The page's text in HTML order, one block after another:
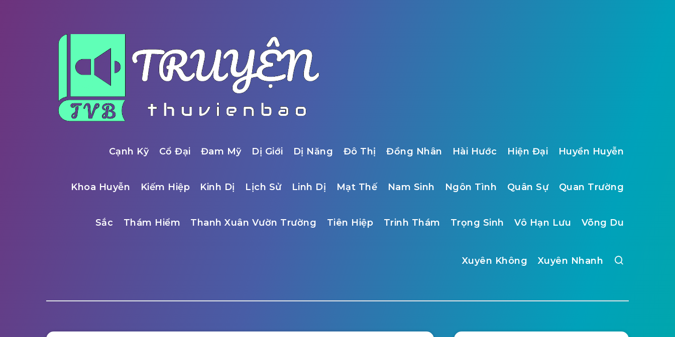
Cạnh Kỹ Cổ Đại Đam Mỹ Dị Giới Dị Năng Đô Thị Đồng Nhân Hài Hước Hiện Đại Huyền Huyễn
Khoa Huyễn Kiếm Hiệp Kinh Dị Lịch Sử Linh Dị Mạt Thế Nam Sinh Ngôn Tình Quân Sự Quan Trường
Sắc Thám Hiểm Thanh Xuân Vườn Trường Tiên Hiệp Trinh Thám Trọng Sinh Vô Hạn Lưu Võng Du
Xuyên Không Xuyên Nhanh